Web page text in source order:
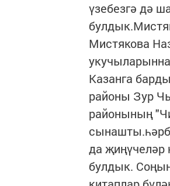
үзебезгә дә
Мистякова
Казанга
районы Зур
районының
да җиңүчеләр
булдык.